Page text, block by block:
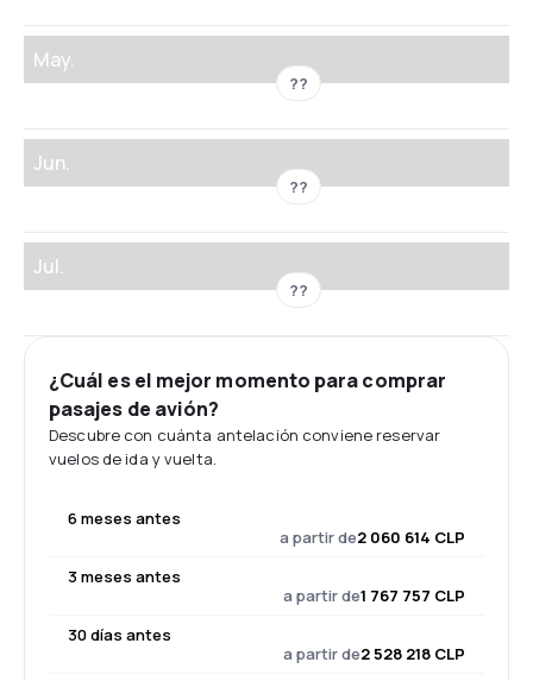
May.
??
Jun.
??
Jul.
??
¿Cuál es el mejor momento para comprar
pasajes de avión?
Descubre con cuánta antelación conviene reservar
vuelos de ida y vuelta.
6 meses antes
a partir de2 060 614 CLP
3 meses antes
a partir de1 767 757 CLP
30 días antes
a partir de2 528 218 CLP